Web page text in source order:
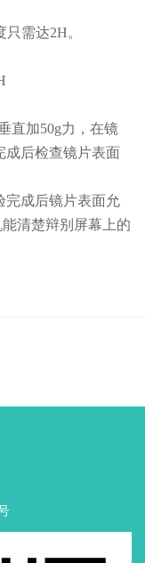
需达2H。
直加50g力，在镜
成后检查镜片表面
完成后镜片表面允
清楚辩别屏幕上的